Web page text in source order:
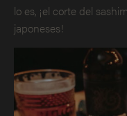
lo es, ¡el corte del
japoneses!